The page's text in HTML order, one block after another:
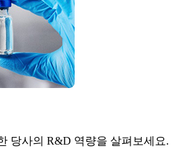
당사의 R&D 역량을 살펴보세요.